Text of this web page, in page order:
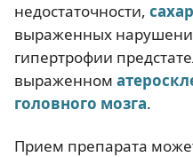
недостаточности,
выраженных
гипертрофии
выраженном
головного мозга.
Прием препарата